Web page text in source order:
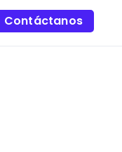
Contáctanos